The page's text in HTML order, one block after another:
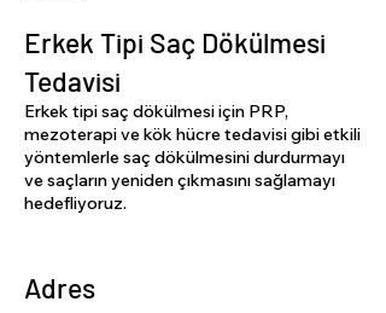
Erkek Tipi Saç Dökülmesi
Tedavisi
Erkek tipi saç dökülmesi için PRP,
mezoterapi ve kök hücre tedavisi gibi etkili
yöntemlerle saç dökülmesini durdurmayı
ve saçların yeniden çıkmasını sağlamayı
hedefliyoruz.
Adres